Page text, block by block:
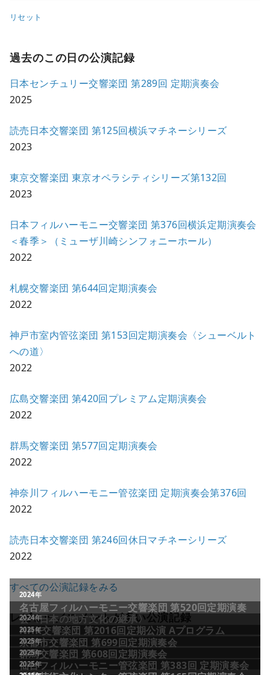
リセット
過去のこの日の公演記録
日本センチュリー交響楽団 第289回 定期演奏会
2025
読売日本交響楽団 第125回横浜マチネーシリーズ
2023
東京交響楽団 東京オペラシティシリーズ第132回
2023
日本フィルハーモニー交響楽団 第376回横浜定期演奏会
＜春季＞（ミューザ川崎シンフォニーホール）
2022
札幌交響楽団 第644回定期演奏会
2022
神戸市室内管弦楽団 第153回定期演奏会〈シューベルト
への道〉
2022
広島交響楽団 第420回プレミアム定期演奏会
2022
群馬交響楽団 第577回定期演奏会
2022
神奈川フィルハーモニー管弦楽団 定期演奏会第376回
2022
読売日本交響楽団 第246回休日マチネーシリーズ
2022
すべての公演記録をみる
レビュー／コメントが多い公演記録